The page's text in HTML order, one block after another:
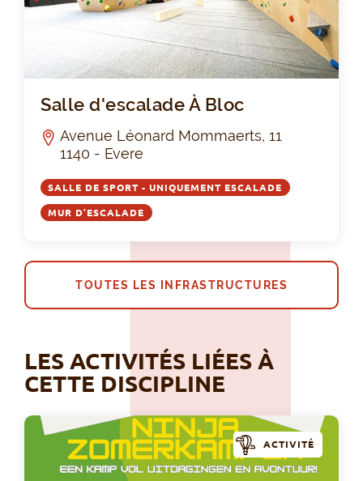
Salle d'escalade À Bloc
Avenue Léonard Mommaerts, 11
1140 - Evere
SALLE DE SPORT - UNIQUEMENT ESCALADE
MUR D’ESCALADE
TOUTES LES INFRASTRUCTURES
LES ACTIVITÉS LIÉES À
CETTE DISCIPLINE
ACTIVITÉ